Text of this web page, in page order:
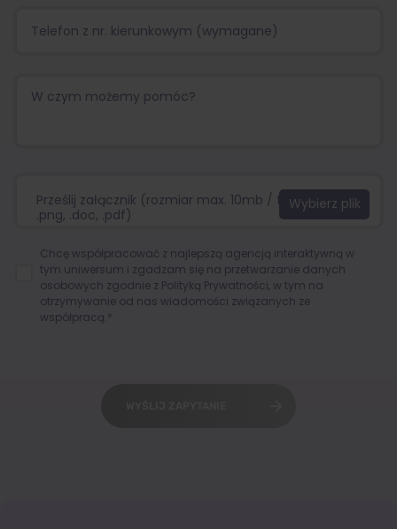
Prześlij załącznik (rozmiar max. 10mb / format:.jpg,
.png, .doc, .pdf)
Chcę współpracować z najlepszą agencją interaktywną w
tym uniwersum i zgadzam się na przetwarzanie danych
osobowych zgodnie z Polityką Prywatności , w tym na
otrzymywanie od nas wiadomości związanych ze
współpracą.*